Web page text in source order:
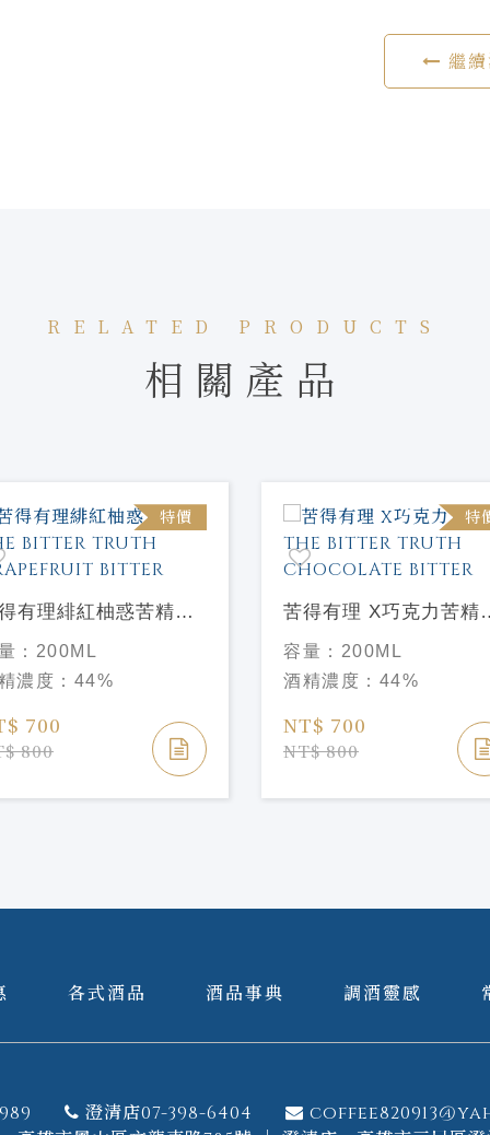
繼
RELATED PRODUCTS
相關產品
特價
有理緋紅柚惑苦精
BITTER TRUTH
BITTER
： 200ML
濃度： 44%
700
800
特
苦得有理 X巧克力苦精
THE BITTER TRUTH
CHOCOLATE BITTER
容量： 200ML
酒精濃度： 44%
NT$ 700
NT$ 800
各式酒品 酒品事典 調酒靈感
澄清店07-398-6404